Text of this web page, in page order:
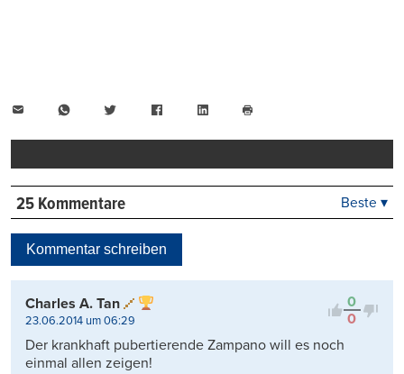
WhatsAppTwitter FacebookLinkedIn
drucken
25 Kommentare
Kontrovers
Beste ▾
Kommentar schreiben
0
0
Charles A. Tan
23.06.2014 um 06:29
Der krankhaft pubertierende Zampano will es noch
einmal allen zeigen!